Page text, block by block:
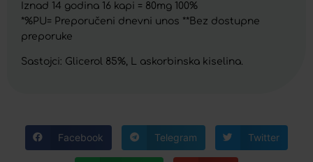
Iznad 14 godina 16 kapi = 80mg 100%
*%PU= Preporučeni dnevni unos **Bez dostupne
preporuke
Sastojci: Glicerol 85%, L askorbinska kiselina.
Facebook Telegram Twitter